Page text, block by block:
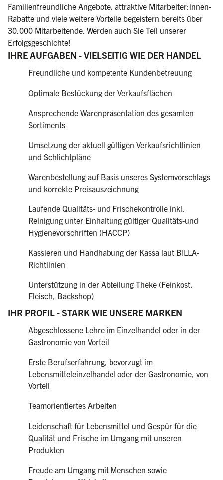
Familienfreundliche Angebote, attraktive Mitarbeiter:innen-
Rabatte und viele weitere Vorteile begeistern bereits über
30.000 Mitarbeitende. Werden auch Sie Teil unserer
Erfolgsgeschichte!
IHRE AUFGABEN - VIELSEITIG WIE DER HANDEL
Freundliche und kompetente Kundenbetreuung
Optimale Bestückung der Verkaufsflächen
Ansprechende Warenpräsentation des gesamten
Sortiments
Umsetzung der aktuell gültigen Verkaufsrichtlinien
und Schlichtpläne
Warenbestellung auf Basis unseres Systemvorschlags
und korrekte Preisauszeichnung
Laufende Qualitäts- und Frischekontrolle inkl.
Reinigung unter Einhaltung gültiger Qualitäts-und
Hygienevorschriften (HACCP)
Kassieren und Handhabung der Kassa laut BILLA-
Richtlinien
Unterstützung in der Abteilung Theke (Feinkost,
Fleisch, Backshop)
IHR PROFIL - STARK WIE UNSERE MARKEN
Abgeschlossene Lehre im Einzelhandel oder in der
Gastronomie von Vorteil
Erste Berufserfahrung, bevorzugt im
Lebensmitteleinzelhandel oder der Gastronomie, von
Vorteil
Teamorientiertes Arbeiten
Leidenschaft für Lebensmittel und Gespür für die
Qualität und Frische im Umgang mit unseren
Produkten
Freude am Umgang mit Menschen sowie